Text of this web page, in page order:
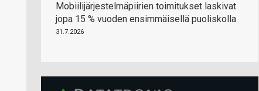
Mobiilijärjestelmäpiirien toimitukset laskivat
jopa 15 % vuoden ensimmäisellä puoliskolla
31.7.2026